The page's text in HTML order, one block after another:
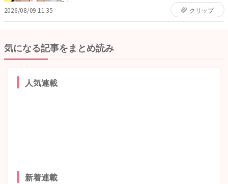
2026/08/09 11:35 クリップ
気になる記事をまとめ読み
人気連載
新着連載